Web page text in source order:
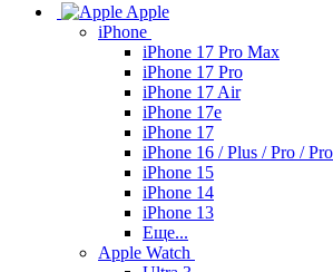
Apple
iPhone
iPhone 17 Pro Max
iPhone 17 Pro
iPhone 17 Air
iPhone 17e
iPhone 17
iPhone 16 / Plus / Pro /
iPhone 15
iPhone 14
iPhone 13
Еще...
Apple Watch